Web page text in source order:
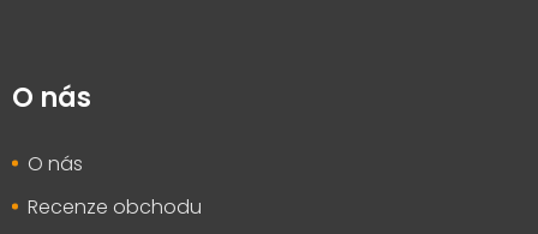
O nás
O nás
Recenze obchodu